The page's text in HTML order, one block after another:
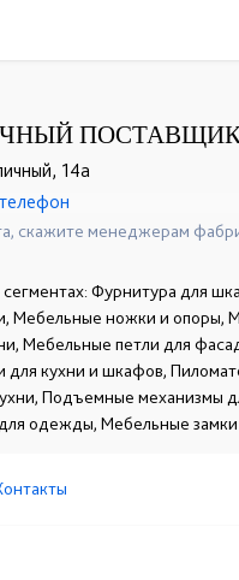
14а
54-64
скажите менеджерам
Фурнитура для
Мебельные ножки и опоры,
Мебельные петли для
кухни и шкафов,
Подъемные механизмы
одежды, Мебельные